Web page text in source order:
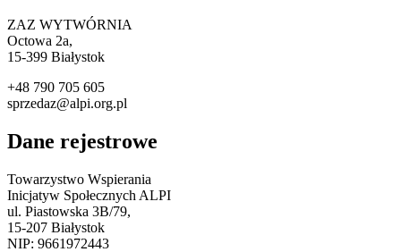
ZAZ WYTWÓRNIA
Octowa 2a,
15-399 Białystok
+48 790 705 605
sprzedaz@alpi.org.pl
Dane rejestrowe
Towarzystwo Wspierania
Inicjatyw Społecznych ALPI
ul. Piastowska 3B/79,
15-207 Białystok
NIP: 9661972443